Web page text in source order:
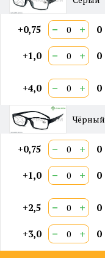
+0,75 − + 0
+1,0 − + 0
+4,0 − + 0
Чёрный
+0,75 − + 0
+1,0 − + 0
+2,5 − + 0
+3,0 − + 0